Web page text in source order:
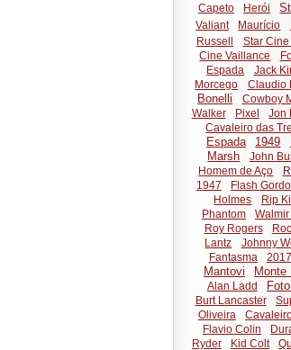
Capeto
Herói
Valiant
Maurício
Russell
Star
Cine Vaillance
Espada
Jack
Morcego
Claudio
Bonelli
Cowboy
Walker
Pixel Jon
Cavaleiro das
Espada
1949
Marsh
John
Homem de Aço
1947
Flash
Holmes
Rip
Phantom
Walmir
Roy Rogers
Lantz
Johnny
Fantasma
2017
Mantovi
Monte
Alan Ladd
Burt Lancaster
Oliveira
Flavio Colin
Ryder
Kid Colt